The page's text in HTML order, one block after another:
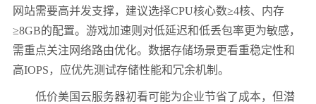
网站需要高并发支撑，建议选择CPU核心数≥4核、内存
≥8GB的配置。游戏加速则对低延迟和低丢包率更为敏感，
需重点关注网络路由优化。数据存储场景更看重稳定性和
高IOPS，应优先测试存储性能和冗余机制。
低价美国云服务器初看可能为企业节省了成本，但潜